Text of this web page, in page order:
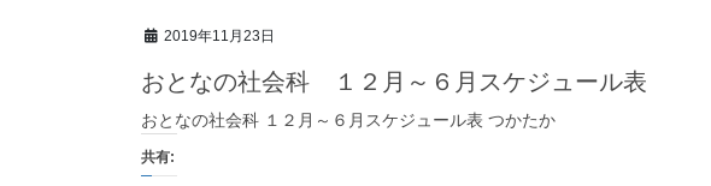
2019年11月23日
おとなの社会科 １２月～６月スケジュール表
おとなの社会科 １２月～６月スケジュール表 つかたか
共有: